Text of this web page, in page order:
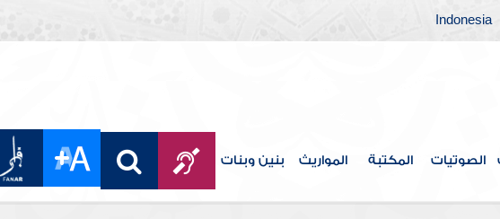
Indonesia
الصوتيات المكتبة المواريث بنين وبنات